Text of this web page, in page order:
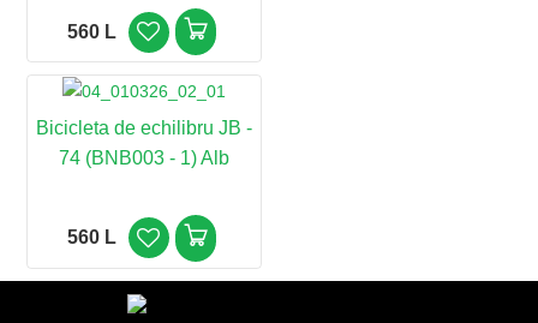
560 L
Bicicleta de echilibru JB -
74 (BNB003 - 1) Alb
560 L